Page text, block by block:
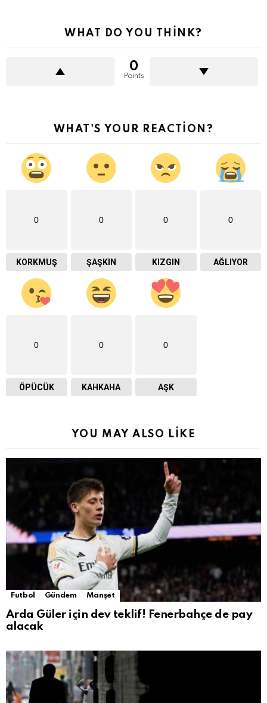
WHAT DO YOU THINK?
0
Points
WHAT'S YOUR REACTION?
0
KORKMUŞ
0
ŞAŞKIN
0
KIZGIN
0
AĞLIYOR
0
ÖPÜCÜK
0
KAHKAHA
0
AŞK
YOU MAY ALSO LIKE
Futbol Gündem Manşet
Arda Güler için dev teklif! Fenerbahçe de pay
alacak